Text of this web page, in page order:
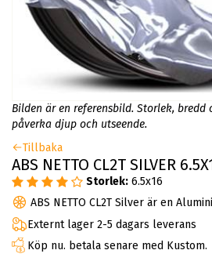
Bilden är en referensbild. Storlek, bredd
påverka djup och utseende.
Tillbaka
ABS NETTO CL2T SILVER
Storlek: 6.5x16
ABS NETTO CL2T Silver är en
Externt lager 2-5 dagars leverans
Köp nu. betala senare med Kustom.